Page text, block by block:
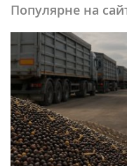
Популярне на